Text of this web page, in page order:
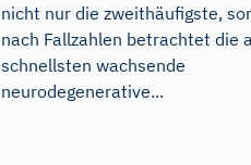
nicht nur die zweithäufigste,
nach Fallzahlen betrachtet die
schnellsten wachsende
neurodegenerative...